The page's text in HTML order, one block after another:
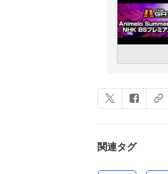
関連タグ